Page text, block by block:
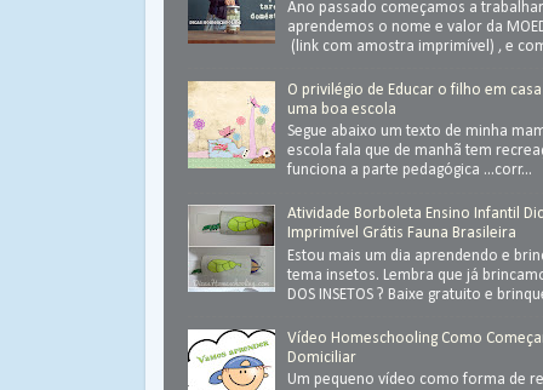
Ano passado começamos a
aprendemos o nome e valor da
(link com amostra imprimível) , e
O privilégio de Educar o filho em
uma boa escola
Segue abaixo um texto de minha
escola fala que de manhã tem
funciona a parte pedagógica ...corr...
Atividade Borboleta Ensino Infantil
Imprimível Grátis Fauna Brasileira
Estou mais um dia aprendendo e
tema insetos. Lembra que já
DOS INSETOS ? Baixe gratuito e
Vídeo Homeschooling Como
Domiciliar
Um pequeno vídeo como forma de